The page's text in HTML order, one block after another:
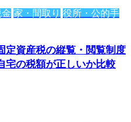
家・間取り 役所・公的手
定資産税の縦覧・閲覧制度
宅の税額が正しいか比較